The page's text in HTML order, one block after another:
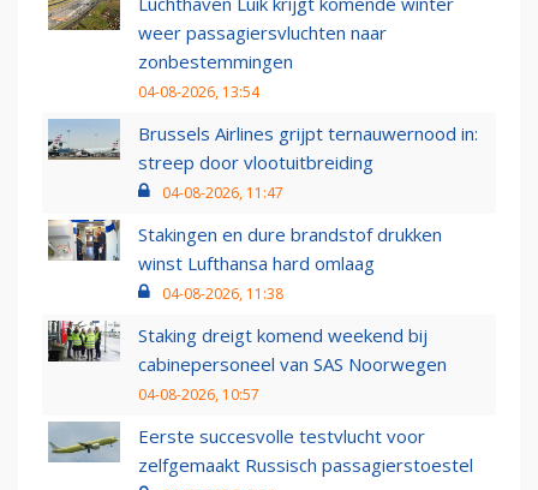
weer passagiersvluchten naar
zonbestemmingen
04-08-2026, 13:54
Brussels Airlines grijpt ternauwernood in:
streep door vlootuitbreiding
04-08-2026, 11:47
Stakingen en dure brandstof drukken
winst Lufthansa hard omlaag
04-08-2026, 11:38
Staking dreigt komend weekend bij
cabinepersoneel van SAS Noorwegen
04-08-2026, 10:57
Eerste succesvolle testvlucht voor
zelfgemaakt Russisch passagierstoestel